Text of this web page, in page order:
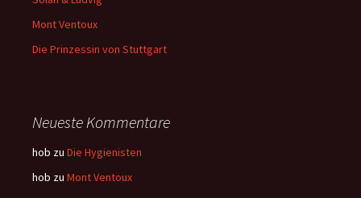
Mont Ventoux
Die Prinzessin von Stuttgart
Neueste Kommentare
hob zu Die Hygienisten
hob zu Mont Ventoux